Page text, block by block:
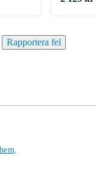
Rapportera fel
.